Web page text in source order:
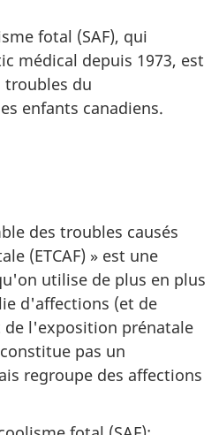
fotal (SAF), qui
médical depuis 1973, est
troubles du
enfants canadiens.
des troubles causés
(ETCAF) » est une
utilise de plus en plus
d'affections (et de
l'exposition prénatale
pas un
regroupe des affections